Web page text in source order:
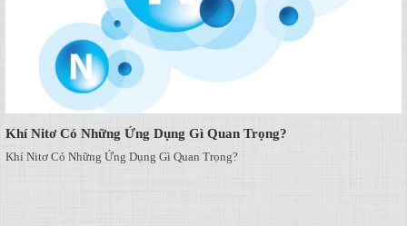
Khí Nitơ Có Những Ứng Dụng Gì Quan Trọng?
Khí Nitơ Có Những Ứng Dụng Gì Quan Trọng?